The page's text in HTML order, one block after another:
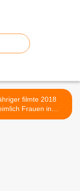
filmte 2018
Frauen in
Geisbergbad-